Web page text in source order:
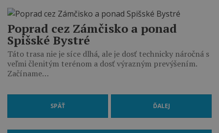
Poprad cez Zámčisko a ponad
Spišské Bystré
Táto trasa nie je síce dlhá, ale je dosť technicky náročná s
veľmi členitým terénom a dosť výrazným prevýšením.
Začíname…
SPÄŤ ĎALEJ